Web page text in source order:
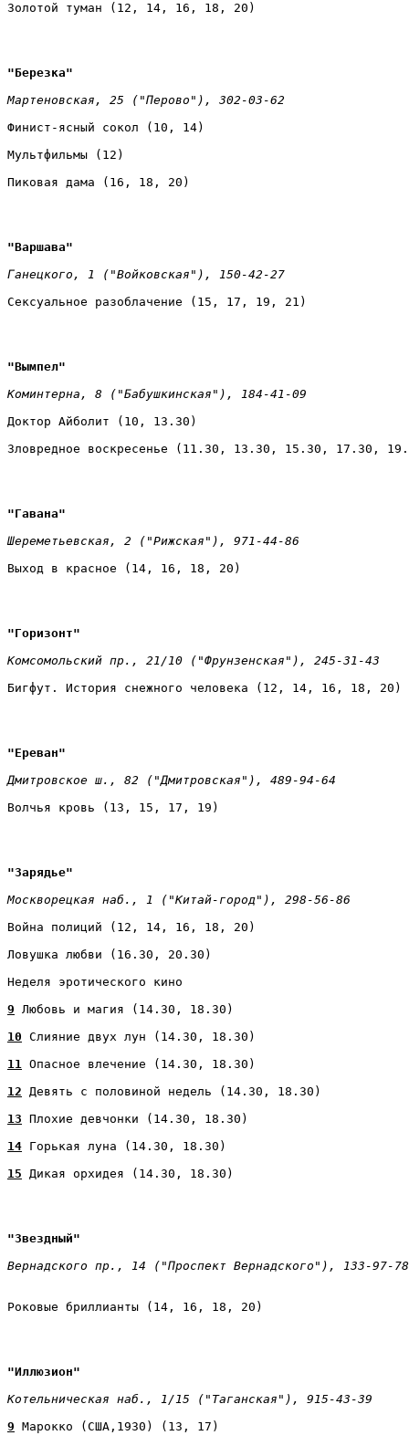
Золотой туман (12, 14, 16, 18, 20)
"Березка"
Мартеновская, 25 ("Перово"), 302-03-62
Финист-ясный сокол (10, 14)
Мультфильмы (12)
Пиковая дама (16, 18, 20)
"Варшава"
Ганецкого, 1 ("Войковская"), 150-42-27
Сексуальное разоблачение (15, 17, 19, 21)
"Вымпел"
Коминтерна, 8 ("Бабушкинская"), 184-41-09
Доктор Айболит (10, 13.30)
Зловредное воскресенье (11.30, 13.30, 15.30, 17.30,
"Гавана"
Шереметьевская, 2 ("Рижская"), 971-44-86
Выход в красное (14, 16, 18, 20)
"Горизонт"
Комсомольский пр., 21/10 ("Фрунзенская"), 245-31-43
Бигфут. История снежного человека (12, 14, 16, 18, 20)
"Ереван"
Дмитровское ш., 82 ("Дмитровская"), 489-94-64
Волчья кровь (13, 15, 17, 19)
"Зарядье"
Москворецкая наб., 1 ("Китай-город"), 298-56-86
Война полиций (12, 14, 16, 18, 20)
Ловушка любви (16.30, 20.30)
Неделя эротического кино
9 Любовь и магия (14.30, 18.30)
10 Слияние двух лун (14.30, 18.30)
11 Опасное влечение (14.30, 18.30)
12 Девять с половиной недель (14.30, 18.30)
13 Плохие девчонки (14.30, 18.30)
14 Горькая луна (14.30, 18.30)
15 Дикая орхидея (14.30, 18.30)
"Звездный"
Роковые бриллианты (14, 16, 18, 20)
"Иллюзион"
Котельническая наб., 1/15 ("Таганская"), 915-43-39
9 Марокко (США,1930) (13, 17)